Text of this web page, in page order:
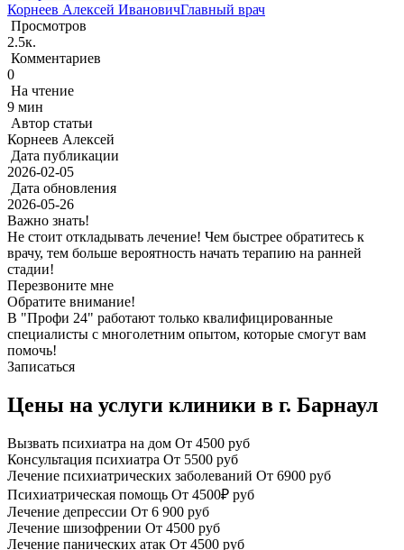
Корнеев Алексей ИвановичГлавный врач
Просмотров
2.5к.
Комментариев
0
На чтение
9 мин
Автор статьи
Корнеев Алексей
Дата публикации
2026-02-05
Дата обновления
2026-05-26
Важно знать!
Не стоит откладывать лечение! Чем быстрее обратитесь к
врачу, тем больше вероятность начать терапию на ранней
стадии!
Перезвоните мне
Обратите внимание!
В "Профи 24" работают только квалифицированные
специалисты с многолетним опытом, которые смогут вам
помочь!
Записаться
Цены на услуги клиники в г. Барнаул
Вызвать психиатра на дом От 4500 руб
Консультация психиатра От 5500 руб
Лечение психиатрических заболеваний От 6900 руб
Психиатрическая помощь От 4500₽ руб
Лечение депрессии От 6 900 руб
Лечение шизофрении От 4500 руб
Лечение панических атак От 4500 руб